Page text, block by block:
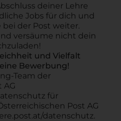
deiner Lehre
Jobs für dich und
der Post weiter.
versäume nicht dein
und Vielfalt
Bewerbung!
Team der
AG
für
Post AG
datenschutz.